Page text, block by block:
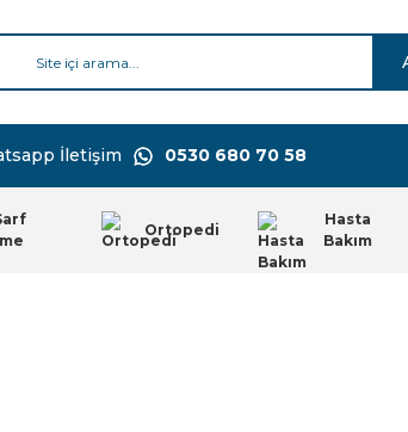
İletişim 0530 680 70 58
Ortopedi
Hasta
Bakım